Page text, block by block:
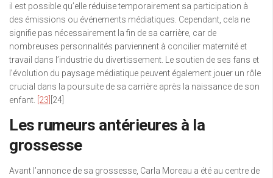
il est possible qu’elle réduise temporairement sa participation à
des émissions ou événements médiatiques. Cependant, cela ne
signifie pas nécessairement la fin de sa carrière, car de
nombreuses personnalités parviennent à concilier maternité et
travail dans l’industrie du divertissement. Le soutien de ses fans et
l’évolution du paysage médiatique peuvent également jouer un rôle
crucial dans la poursuite de sa carrière après la naissance de son
enfant.
[23] [24]
Les rumeurs antérieures à la
grossesse
Avant l’annonce de sa grossesse, Carla Moreau a été au centre de